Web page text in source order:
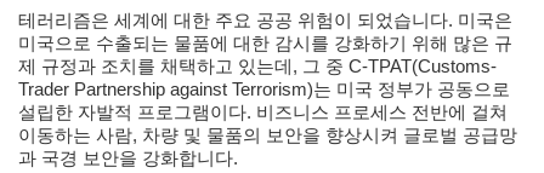
테러리즘은 세계에 대한 주요 공공 위험이 되었습니다. 미국은
미국으로 수출되는 물품에 대한 감시를 강화하기 위해 많은 규
제 규정과 조치를 채택하고 있는데, 그 중 C-TPAT(Customs-
Trader Partnership against Terrorism)는 미국 정부가 공동으로
설립한 자발적 프로그램이다. 비즈니스 프로세스 전반에 걸쳐
이동하는 사람, 차량 및 물품의 보안을 향상시켜 글로벌 공급망
과 국경 보안을 강화합니다.